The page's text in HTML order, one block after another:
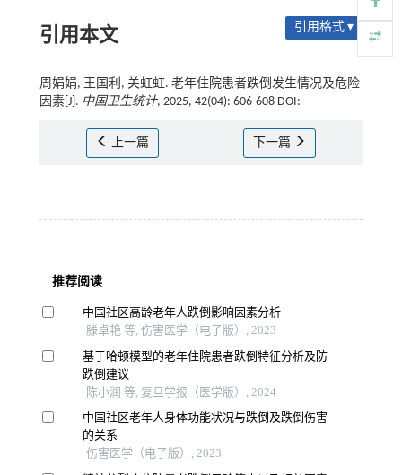
引用本文 引用格式 ▾
周娟娟, 王国利, 关虹虹. 老年住院患者跌倒发生情况及危险
因素[J]. 中国卫生统计, 2025, 42(04): 606-608 DOI:
上一篇 下一篇